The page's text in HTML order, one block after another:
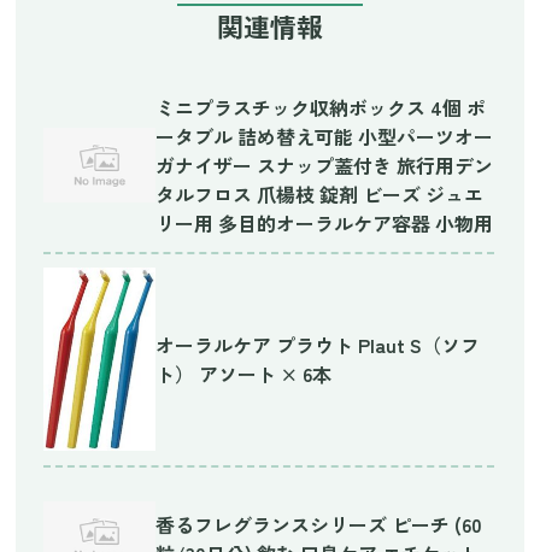
関連情報
ミニプラスチック収納ボックス 4個 ポ
ータブル 詰め替え可能 小型パーツオー
ガナイザー スナップ蓋付き 旅行用デン
タルフロス 爪楊枝 錠剤 ビーズ ジュエ
リー用 多目的オーラルケア容器 小物用
オーラルケア プラウト Plaut S（ソフ
ト） アソート × 6本
香るフレグランスシリーズ ピーチ (60